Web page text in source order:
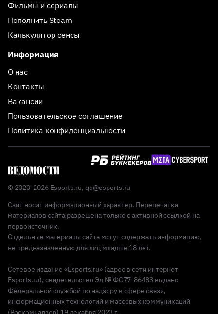
Фильмы и сериалы
Пополнить Steam
Калькулятор сенсы
Информация
О нас
Контакты
Вакансии
Пользовательское соглашение
Политика конфиденциальности
© 2020-2026 Esports.ru, qq@esports.ru
Сайт носит информационный характер. Перепечатка
материалов сайта разрешена только с активной ссылкой на
первоисточник.
Отдельные материалы сайта могут содержать информацию,
не предназначенную для лиц младше 18 лет.
Сетевое издание «Esports.ru» (адрес в сети интернет
Esports.ru), свидетельство Эл № ФС77-86483 выдано
Федеральной службой по надзору в сфере связи,
информационных технологий и массовых коммуникаций
(Роскомнадзор) 19 декабря 2023 г.